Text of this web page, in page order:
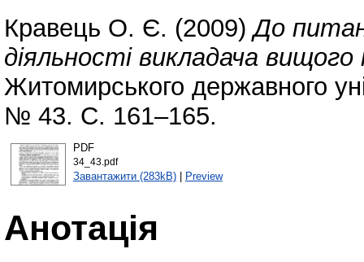
Кравець О. Є. (2009)До
діяльності викладача вищого
Житомирського державного
№ 43. С. 161–165.
PDF
34_43.pdf
Завантажити (283kB)| Preview
Анотація